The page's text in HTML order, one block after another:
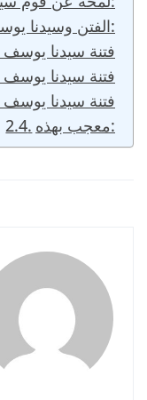
الفتن وسيدنا يوسف عليه السلام:
فتنة سيدنا يوسف
فتنة سيدنا يوسف
فتنة سيدنا يوسف
معجب بهذه: